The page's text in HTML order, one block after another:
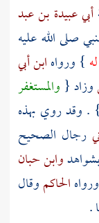
أبي عبيدة بن عبد
صلى الله عليه
} ورواهابن أبي
وزاد { والمستغفر
} . وقد روي بهذه
رجال الصحيح
بشواهدوابن حبان
الحاكموقال
.